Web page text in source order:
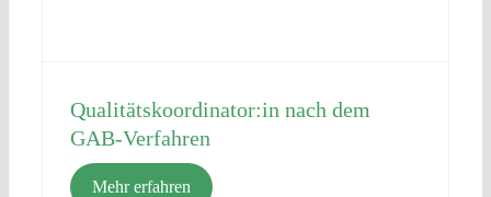
Qualitätskoordinator:in nach dem
GAB-Verfahren
Mehr erfahren